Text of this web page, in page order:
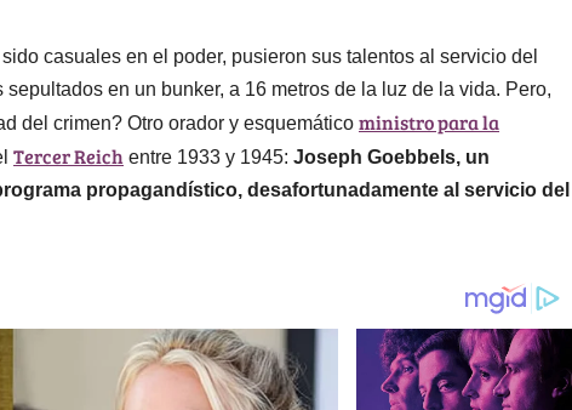
casuales en el poder, pusieron sus talentos al servicio del
en un bunker, a 16 metros de la luz de la vida. Pero,
del crimen? Otro orador y esquemático ministro para la
Tercer Reich entre 1933 y 1945: Joseph Goebbels, un
propagandístico, desafortunadamente al servicio del